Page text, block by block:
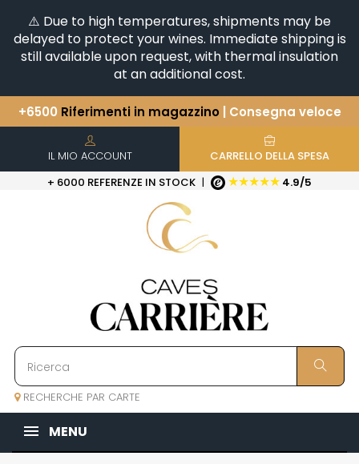
⚠️ Due to high temperatures, shipments may be
delayed to protect your wines. Immediate shipping is
still available upon request, with thermal insulation
at an additional cost.
+6500 Riferimenti in magazzino| Consegna veloce
Avete una domanda?
Scopri la nostra selezione di
Orizzontali e Verticali
IL MIO ACCOUNT
CARRELLO DELLA SPESA
+ 6000 REFERENZE IN STOCK | ★★★★★ 4.9/5
RECHERCHE PAR CARTE
MENU